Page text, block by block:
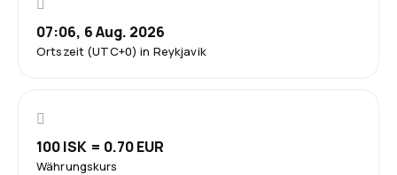
Ortszeit (UTC+0) in Reykjavik
07:06, 6 Aug. 2026
Währungskurs
100 ISK = 0.70 EUR